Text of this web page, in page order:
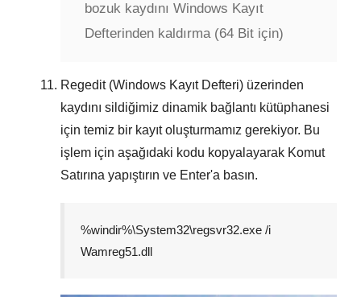
bozuk kaydını Windows Kayıt
Defterinden kaldırma (64 Bit için)
Regedit (Windows Kayıt Defteri) üzerinden
kaydını sildiğimiz dinamik bağlantı kütüphanesi
için temiz bir kayıt oluşturmamız gerekiyor. Bu
işlem için aşağıdaki kodu kopyalayarak Komut
Satırına yapıştırın ve Enter'a basın.
%windir%\System32\regsvr32.exe /i
Wamreg51.dll